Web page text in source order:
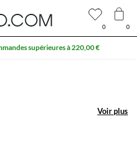
Voir plus
Voir plus
0 0
supérieures à 220,00 €